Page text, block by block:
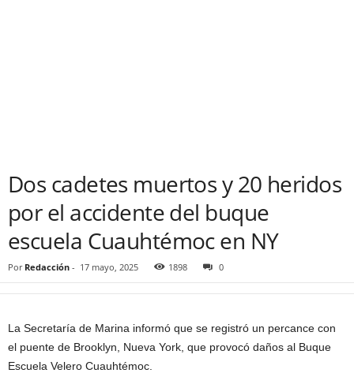
Dos cadetes muertos y 20 heridos
por el accidente del buque
escuela Cuauhtémoc en NY
Por Redacción - 17 mayo, 2025 1898 0
La Secretaría de Marina informó que se registró un percance con
el puente de Brooklyn, Nueva York, que provocó daños al Buque
Escuela Velero Cuauhtémoc.